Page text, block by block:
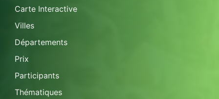
Carte Interactive
Villes
Départements
Prix
Participants
Thématiques